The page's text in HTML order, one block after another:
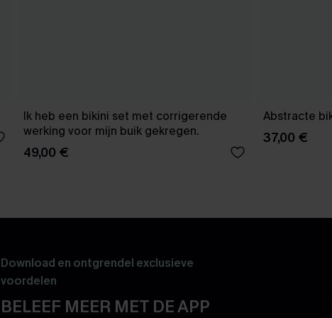
Ik heb een bikini set met corrigerende
werking voor mijn buik gekregen.
49,00 €
Abstracte
37,00 €
Download en ontgrendel exclusieve
voordelen
BELEEF MEER MET DE APP